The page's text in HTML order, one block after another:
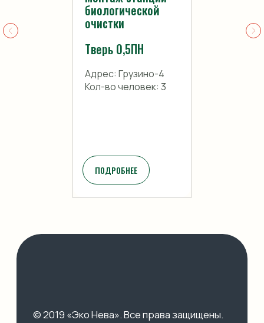
биологической
очистки
Тверь 0,5ПН
Адрес: Грузино-4
Кол-во человек: 3
ПОДРОБНЕЕ